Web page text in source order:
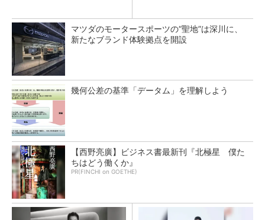
マツダのモータースポーツの“聖地”は深川に、
新たなブランド体験拠点を開設
幾何公差の基準「データム」を理解しよう
【西野亮廣】ビジネス書最新刊『北極星 僕た
ちはどう働くか』
PR(FINCHI on GOETHE)